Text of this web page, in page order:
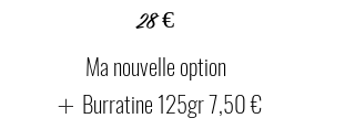
28 €
Ma nouvelle option
Burratine 125gr7,50 €